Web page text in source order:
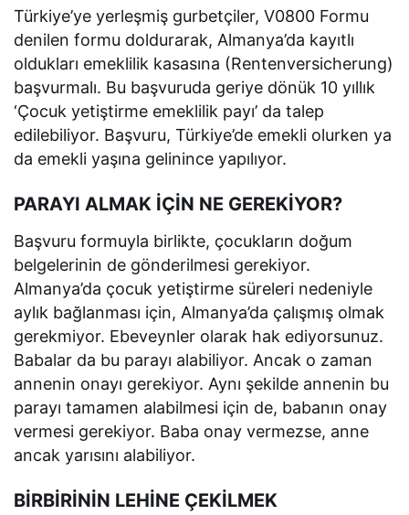
Türkiye’ye yerleşmiş gurbetçiler, V0800 Formu
denilen formu doldurarak, Almanya’da kayıtlı
oldukları emeklilik kasasına (Rentenversicherung)
başvurmalı. Bu başvuruda geriye dönük 10 yıllık
‘Çocuk yetiştirme emeklilik payı’ da talep
edilebiliyor. Başvuru, Türkiye’de emekli olurken ya
da emekli yaşına gelinince yapılıyor.
PARAYI ALMAK İÇİN NE GEREKİYOR?
Başvuru formuyla birlikte, çocukların doğum
belgelerinin de gönderilmesi gerekiyor.
Almanya’da çocuk yetiştirme süreleri nedeniyle
aylık bağlanması için, Almanya’da çalışmış olmak
gerekmiyor. Ebeveynler olarak hak ediyorsunuz.
Babalar da bu parayı alabiliyor. Ancak o zaman
annenin onayı gerekiyor. Aynı şekilde annenin bu
parayı tamamen alabilmesi için de, babanın onay
vermesi gerekiyor. Baba onay vermezse, anne
ancak yarısını alabiliyor.
BİRBİRİNİN LEHİNE ÇEKİLMEK